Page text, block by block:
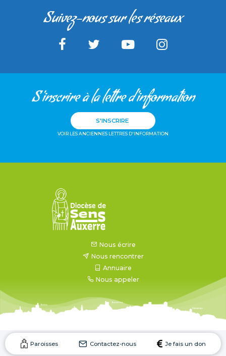
Suivez-nous sur les réseaux
S'inscrire à la lettre d'information
S'INSCRIRE
VOIR LES ANCIENNES LETTRES D'INFORMATION
Nous écrire
Nous rencontrer
Annuaire
Nous appeler
Paroisses Je fais un don
Contactez-nous
Mentions légales